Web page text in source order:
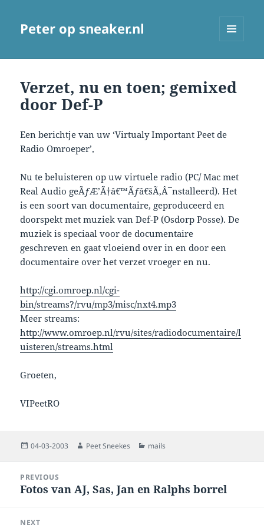
Peter op sneaker.nl
Verzet, nu en toen; gemixed
door Def-P
Een berichtje van uw ‘Virtualy Important Peet de
Radio Omroeper’,
Nu te beluisteren op uw virtuele radio (PC/ Mac met
Real Audio geÃƒÆ’Ã†â€™Ãƒâ€šÃ‚Â¯nstalleerd). Het
is een soort van documentaire, geproduceerd en
doorspekt met muziek van Def-P (Osdorp Posse). De
muziek is speciaal voor de documentaire
geschreven en gaat vloeiend over in en door een
documentaire over het verzet vroeger en nu.
http://cgi.omroep.nl/cgi-
bin/streams?/rvu/mp3/misc/nxt4.mp3
Meer streams:
http://www.omroep.nl/rvu/sites/radiodocumentaire/l
uisteren/streams.html
Groeten,
VIPeetRO
Posted
04-03-2003 Author
Peet Sneekes Categories
mails
navigation
PREVIOUS
Previous
Fotos van AJ, Sas, Jan en Ralphs borrel
NEXT